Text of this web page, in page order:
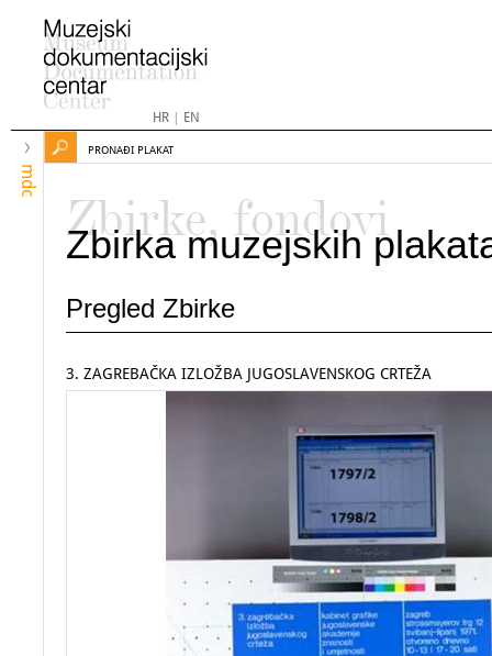
HR| EN
mdc
PRONAĐI PLAKAT
Zbirke, fondovi
Zbirka muzejskih
Pregled Zbirke
3. ZAGREBAČKA IZLOŽBA JUGOSLAVENSKOG CRTEŽA